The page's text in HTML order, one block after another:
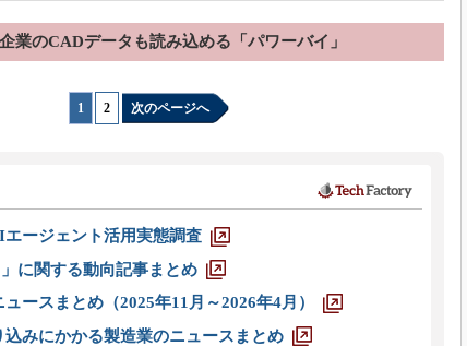
業のCADデータも読み込める「パワーバイ」
1 2 次のページへ
エージェント活用実態調査
に関する動向記事まとめ
ースまとめ（2025年11月～2026年4月）
みにかかる製造業のニュースまとめ